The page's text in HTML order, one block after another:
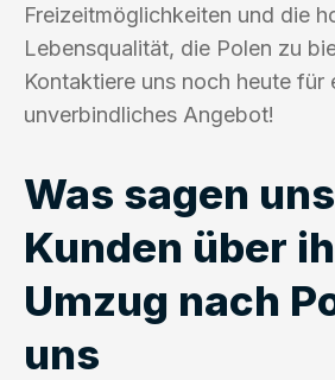
Freizeitmöglichkeiten und die
Lebensqualität, die Polen zu
Kontaktiere uns noch heute für
unverbindliches Angebot!
Was sagen
Kunden über
Umzug nach
uns